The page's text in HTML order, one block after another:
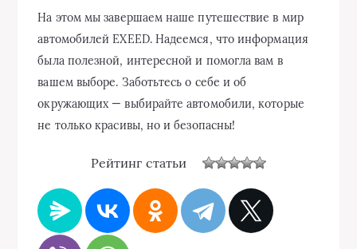
На этом мы завершаем наше путешествие в мир
автомобилей EXEED. Надеемся, что информация
была полезной, интересной и помогла вам в
вашем выборе. Заботьтесь о себе и об
окружающих — выбирайте автомобили, которые
не только красивы, но и безопасны!
Рейтинг статьи